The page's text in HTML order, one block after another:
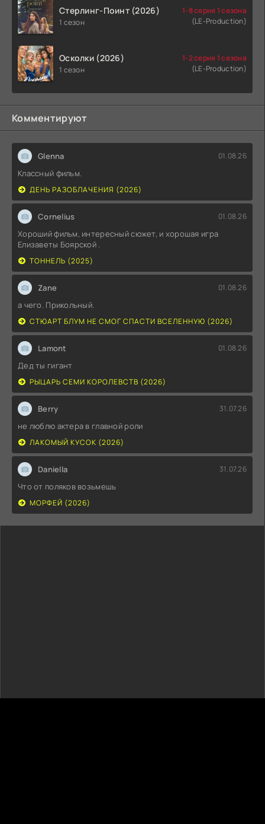
Стерлинг-Поинт (2026)
1 сезон
1-8 серия 1 сезона
(LE-Production)
Осколки (2026)
1 сезон
1-2 серия 1 сезона
(LE-Production)
Комментируют
Glenna 01.08.26
Классный фильм.
ДЕНЬ РАЗОБЛАЧЕНИЯ (2026)
Cornelius 01.08.26
Хороший фильм, интересный сюжет, и хорошая игра
Елизаветы Боярской .
ТОННЕЛЬ (2025)
Zane 01.08.26
а чего. Прикольный.
СТЮАРТ БЛУМ НЕ СМОГ СПАСТИ ВСЕЛЕННУЮ (2026)
Lamont 01.08.26
Дед ты гигант
РЫЦАРЬ СЕМИ КОРОЛЕВСТВ (2026)
Berry 31.07.26
не люблю актера в главной роли
ЛАКОМЫЙ КУСОК (2026)
Daniella 31.07.26
Что от поляков возьмешь
МОРФЕЙ (2026)